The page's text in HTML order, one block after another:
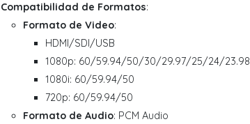
Compatibilidad de Formatos:
Formato de Video:
HDMI/SDI/USB
1080p: 60/59.94/50/30/29.97/25/24/23.98
1080i: 60/59.94/50
720p: 60/59.94/50
Formato de Audio: PCM Audio